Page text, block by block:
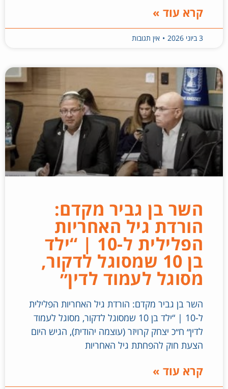
קרא עוד »
3 ביוני 2026 אין תגובות
השר בן גביר מקדם:
הורדת גיל האחריות
הפלילית ל-10 | “ילד
בן 10 שמסוגל לדקור,
מסוגל לעמוד לדין״
השר בן גביר מקדם: הורדת גיל האחריות הפלילית
ל-10 | “ילד בן 10 שמסוגל לדקור, מסוגל לעמוד
לדין״ ח״כ יצחק קרויזר (עוצמה יהודית), הגיש היום
הצעת חוק להפחתת גיל האחריות
קרא עוד »